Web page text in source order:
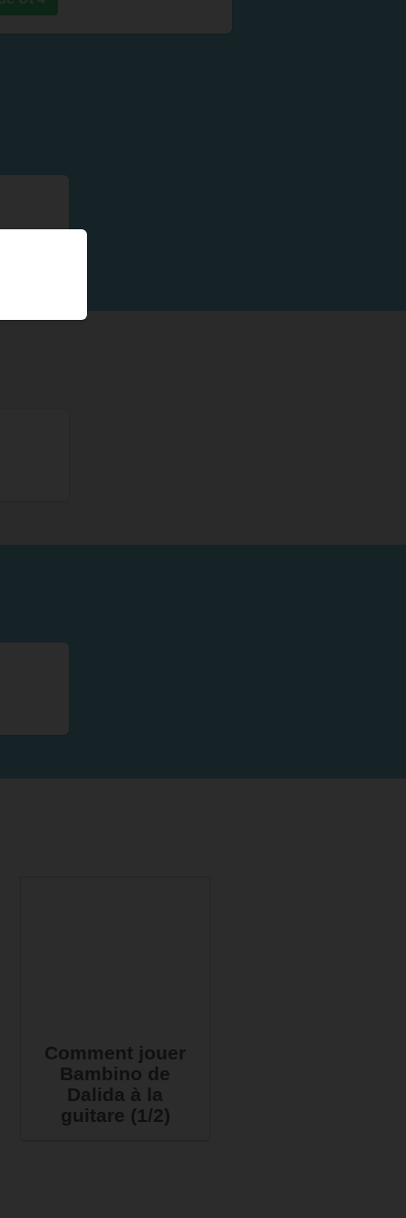
Comment jouer
Bambino de
Dalida à la
guitare (1/2)